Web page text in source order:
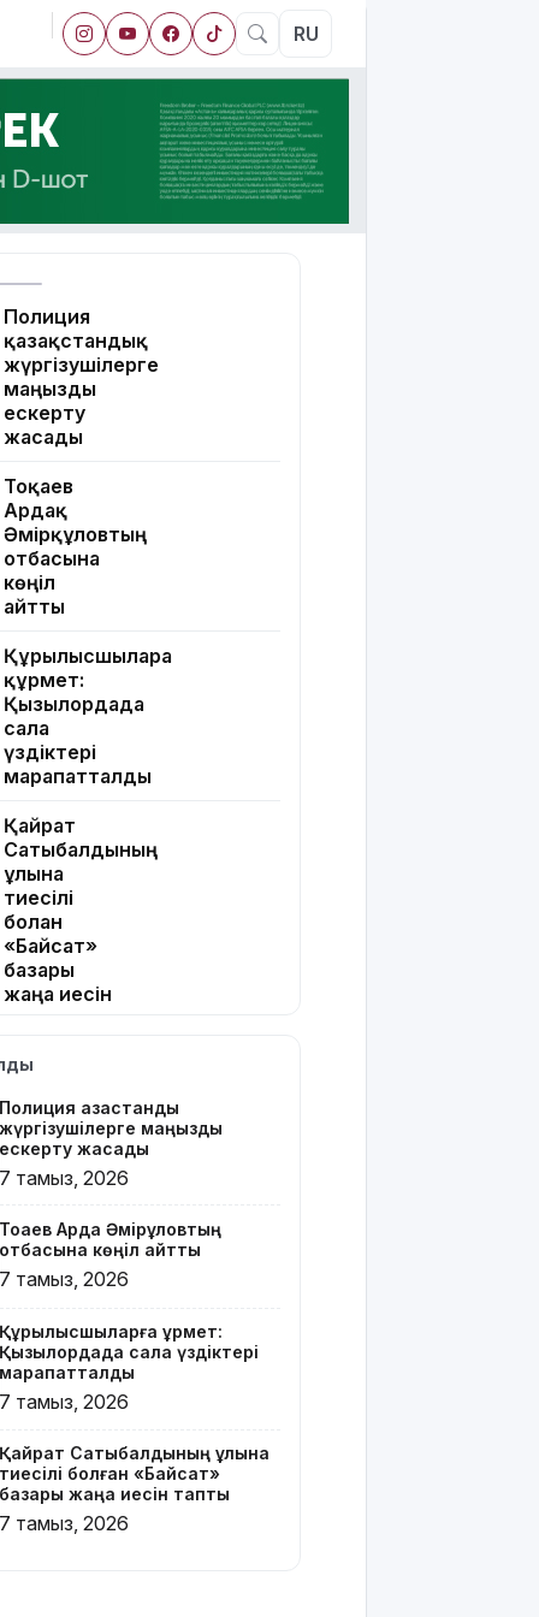
RU
Полиция
қазақстандық
жүргізушілерге
маңызды
ескерту
жасады
Тоқаев
Ардақ
Әмірқұловтың
отбасына
көңіл
айтты
Құрылысшыларға
құрмет:
Қызылордада
сала
үздіктері
марапатталды
Қайрат
Сатыбалдының
ұлына
тиесілі
болған
«Байсат»
базары
жаңа иесін
Қарағандада
бар жейде
киген
жолаушы
қызу
түсті
Президент
Қазақстан
облысының
90
жылдығымен
Телефон
алаяқтығының
жаңа түрі
Полиция қазақстандық
жүргізушілерге маңызды
ескерту жасады
7 тамыз, 2026
Тоқаев Ардақ Әмірқұловтың
отбасына көңіл айтты
7 тамыз, 2026
Құрылысшыларға құрмет:
Қызылордада сала үздіктері
марапатталды
7 тамыз, 2026
Қайрат Сатыбалдының ұлына
тиесілі болған «Байсат»
базары жаңа иесін тапты
7 тамыз, 2026